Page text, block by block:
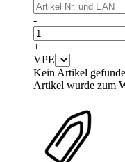
-
+
VPE
Kein Artikel
Artikel wurde zum